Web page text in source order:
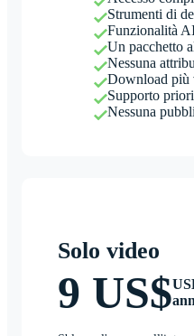
Strumenti di
Funzionalità
Un pacchetto
Nessuna
Download più
Supporto
Nessuna
Solo video
9 US$